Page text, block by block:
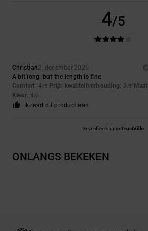
4/5
Christian2. december 2025
A bit long, but the length is fine
Comfort: 4/5 Prijs-kwaliteitverhouding: 3/5 Maat
Kleur: 4/5
Ik raad dit product aan
Geverifieerd doorTrustVille
ONLANGS BEKEKEN